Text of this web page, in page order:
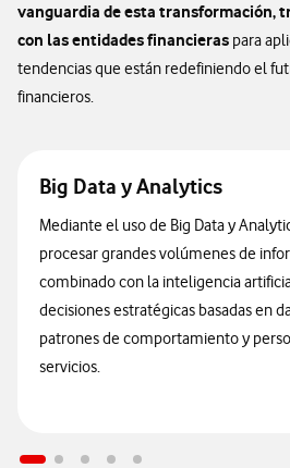
vanguardia de esta transformación,
con las entidades financieras para
tendencias que están redefiniendo el
financieros.
Big Data y Analytics
Mediante el uso de Big Data y
procesar grandes volúmenes de
combinado con la inteligencia
decisiones estratégicas basadas en
patrones de comportamiento y
servicios.